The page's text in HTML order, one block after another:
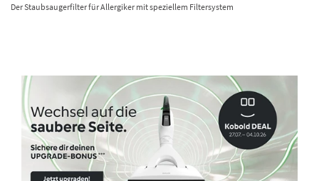
Der Staubsaugerfilter für Allergiker mit speziellem Filtersystem